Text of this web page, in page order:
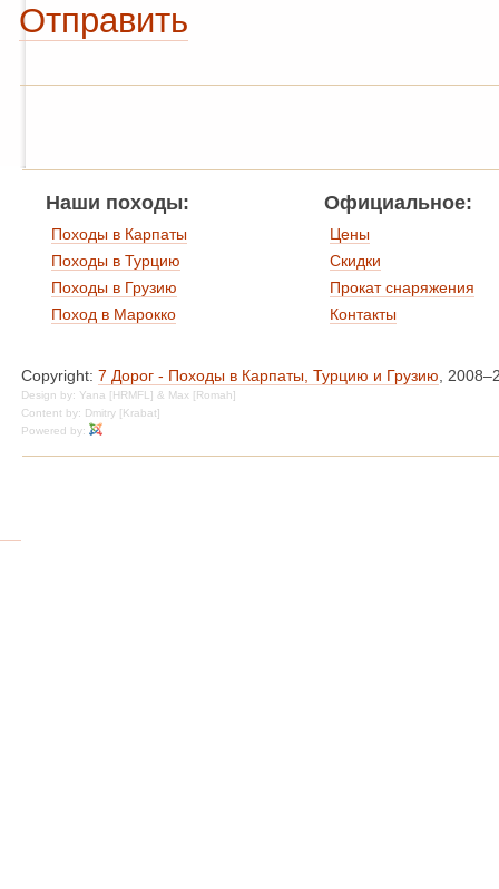
Отправить
Наши походы:
Походы в Карпаты
Походы в Турцию
Походы в Грузию
Поход в Марокко
Официальное:
Цены
Скидки
Прокат снаряжения
Контакты
Copyright: 7 Дорог - Походы в Карпаты, Турцию и Грузию,
Design by: Yana [HRMFL] & Max [Romah]
Content by: Dmitry [Krabat]
Powered by: